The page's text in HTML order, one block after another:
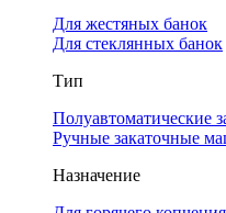
Для жестяных банок
Для стеклянных банок
Тип
Полуавтоматические
Ручные закаточные
Назначение